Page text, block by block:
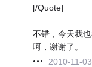
[/Quote]
不错，今天我
呵，谢谢了。
2010-11-03